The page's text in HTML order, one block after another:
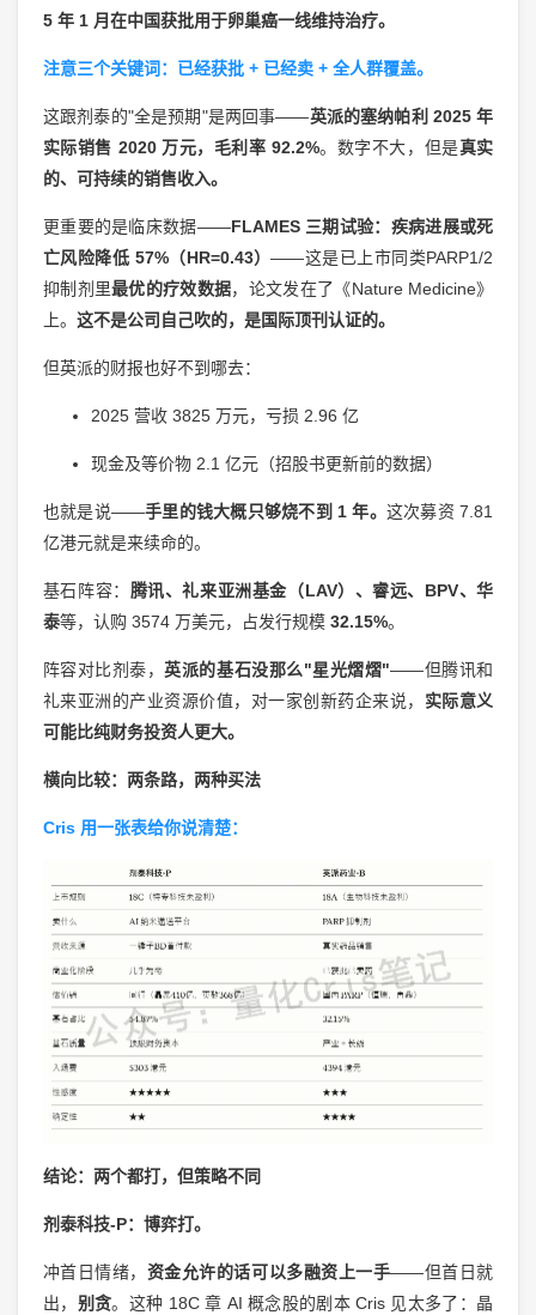
5 年 1 月在中国获批用于卵巢癌一线维持治疗。
注意三个关键词：已经获批 + 已经卖 + 全人群覆盖。
这跟剂泰的"全是预期"是两回事——英派的塞纳帕利 2025 年
实际销售 2020 万元，毛利率 92.2%。数字不大，但是真实
的、可持续的销售收入。
更重要的是临床数据——FLAMES 三期试验：疾病进展或死
亡风险降低 57%（HR=0.43）——这是已上市同类PARP1/2
抑制剂里最优的疗效数据，论文发在了《Nature Medicine》
上。 这不是公司自己吹的，是国际顶刊认证的。
但英派的财报也好不到哪去：
2025 营收 3825 万元，亏损 2.96 亿
现金及等价物 2.1 亿元（招股书更新前的数据）
也就是说——手里的钱大概只够烧不到 1 年。 这次募资 7.81
亿港元就是来续命的。
基石阵容： 腾讯、礼来亚洲基金（LAV）、睿远、BPV、华
泰等，认购 3574 万美元，占发行规模 32.15%。
阵容对比剂泰，英派的基石没那么"星光熠熠"——但腾讯和
礼来亚洲的产业资源价值，对一家创新药企来说， 实际意义
可能比纯财务投资人更大。
横向比较：两条路，两种买法
Cris 用一张表给你说清楚：
结论：两个都打，但策略不同
剂泰科技-P：博弈打。
冲首日情绪， 资金允许的话可以多融资上一手——但首日就
出， 别贪。这种 18C 章 AI 概念股的剧本 Cris 见太多了：晶